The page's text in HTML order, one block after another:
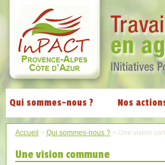
Qui sommes-nous ? Nos
Accueil > Qui sommes-nous ? > Une vision
Une vision commune